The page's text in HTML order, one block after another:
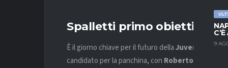
9
Spalletti primo obiettivo
È il giorno chiave per il futuro dellaJuventus : il
candidato per la panchina, con Roberto Mancini